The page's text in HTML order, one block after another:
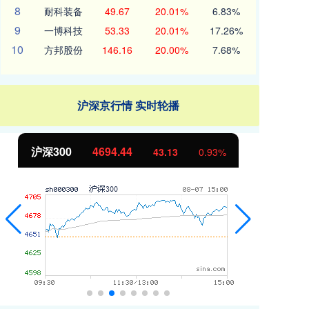
8 耐科装备 49.67 20.01% 6.83%
9 一博科技 53.33 20.01% 17.26%
10 方邦股份 146.16 20.00% 7.68%
沪深京行情 实时轮播
沪深300 4694.44 43.13 0.93%